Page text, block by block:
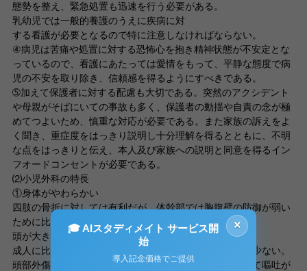
態勢を整え、緊急処置も迅速を行う必要がある。
乳幼児では一般的養護のうえに疾病に対
する看護が必要となるので特に注意しなければならない。
④病児は苦痛や処置に対する恐怖心を抱き精神状態が不安定とな
っているので、看護にあたっては愛情をもって、平静な態度で病
児の不安を取り除き、信頼感を得るようにすべきである。
➄加えて保護者に対する配慮も大切である。突然のアクシデント
や母親がそばにいての事故も多く、保護者の動揺や自責の念が極
めてつよいため、慎重な対応が必要である。また家族の訴えをよ
く聞き、重症度をはっきり説明し十分理解を得るとともに、不明
な点をはっきりと伝え、本人及び家族への説明と同意を得るイン
フオードコンセントが必要である。
⑵小児外科の特長
①身体がやわらかい
四肢の骨折に対しては有利だが、体幹部では胸腹壁の防御が弱い
ために比較的小さな外力で単一臓器が損傷されやすい。
頭が大きい
成人に比べ、頭部・顔面外傷が多く、四肢・骨盤外傷が少ない。
頭部外傷では中枢神経の損傷を起こしやすく、症状として嘔吐が
×
🎓 AIスタディメイト サービス開
始
導入記念価格でご提供